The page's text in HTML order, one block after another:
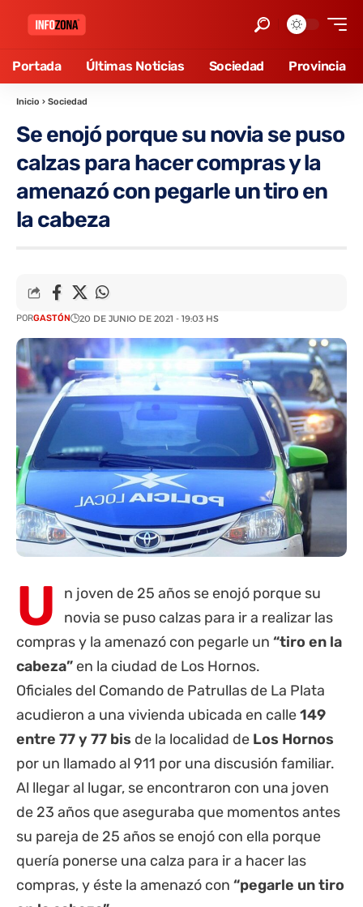
Portada Últimas Noticias Sociedad Provincia
Inicio › Sociedad
Se enojó porque su novia se puso
calzas para hacer compras y la
amenazó con pegarle un tiro en
la cabeza
PORGASTÓN 20 DE JUNIO DE 2021 - 19:03 HS
U
n joven de 25 años se enojó porque su
novia se puso calzas para ir a realizar las
compras y la amenazó con pegarle un “tiro en la
cabeza” en la ciudad de Los Hornos.
Oficiales del Comando de Patrullas de La Plata
acudieron a una vivienda ubicada en calle149
entre 77 y 77 bis de la localidad de Los Hornos
por un llamado al 911 por una discusión familiar.
Al llegar al lugar, se encontraron con una joven
de 23 años que aseguraba que momentos antes
su pareja de 25 años se enojó con ella porque
quería ponerse una calza para ir a hacer las
compras, y éste la amenazó con “pegarle un tiro